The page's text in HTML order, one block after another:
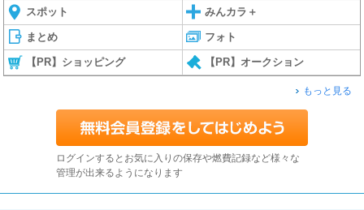
スポット みんカラ＋
まとめ フォト
【PR】ショッピング 【PR】オークション
もっと見る
ログインするとお気に入りの保存や燃費記録など様々な
管理が出来るようになります